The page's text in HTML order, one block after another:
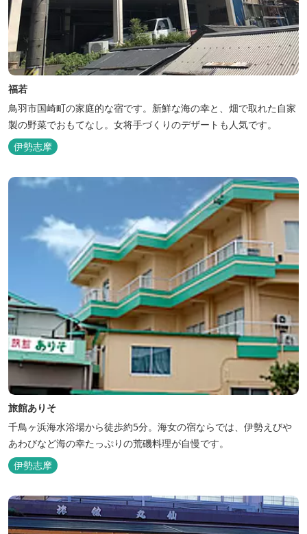
福若
鳥羽市国崎町の家庭的な宿です。新鮮な海の幸と、畑で取れた自家
製の野菜でおもてなし。女将手づくりのデザートも人気です。
伊勢志摩
旅館ありそ
千鳥ヶ浜海水浴場から徒歩約5分。海女の宿ならでは、伊勢えびや
あわびなど海の幸たっぷりの荒磯料理が自慢です。
伊勢志摩